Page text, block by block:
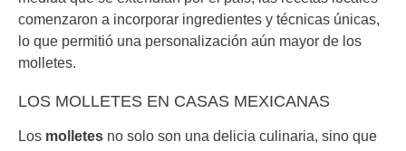
comenzaron a incorporar ingredientes y técnicas únicas,
lo que permitió una personalización aún mayor de los
molletes.
LOS MOLLETES EN CASAS MEXICANAS
Los molletes no solo son una delicia culinaria, sino que